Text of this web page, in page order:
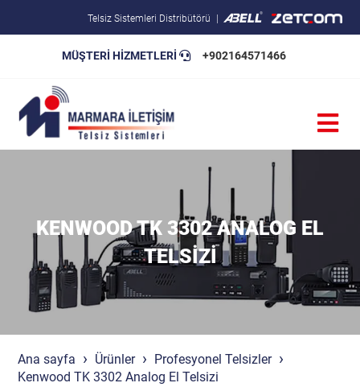
Telsiz Sistemleri Distribütörü
MÜŞTERİ HİZMETLERİ +902164571466
KENWOOD TK 3302 ANALOG EL
TELSIZI
Ana sayfa Ürünler
Profesyonel Telsizler
Kenwood TK 3302 Analog El Telsizi